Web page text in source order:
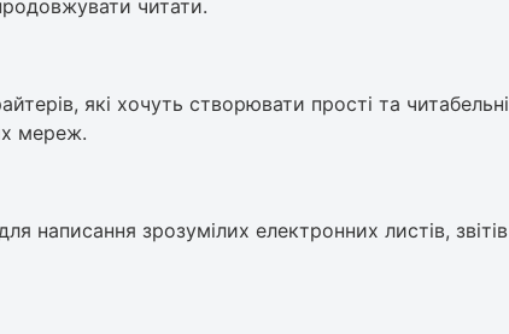
читати.
які хочуть створювати прості та читабельні
мереж.
написання зрозумілих електронних листів, звітів